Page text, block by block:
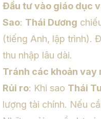
Đầu tư vào giáo dục
Sao: Thái Dương
(tiếng Anh, lập trình).
thu nhập lâu dài.
Tránh các khoản vay
Rủi ro: Khi sao Thái
lượng tài chính. Nếu